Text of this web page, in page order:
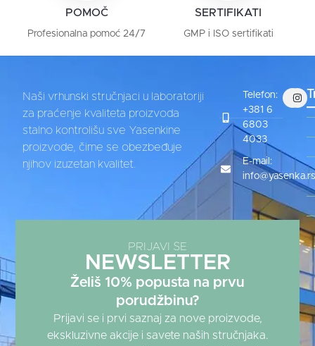
POMOČ
Profesionalna pomoć 24/7
SERTIFIKATI
GMP i ISO sertifikati
Naši vrhunski stručnjaci u laboratoriji
za praćenje kvaliteta proizvoda
stalno kontrolišu sve Yasenkine
proizvode, čime se obezbeđuje
njihov izuzetan kvalitet.
Telefon:
+381 6
6803
4033
E-mail:
info@yasenka.rs
PRIJAVI SE
NEWSLETTER
Želiš 10% popusta na prvu
porudžbinu?
Prijavi se i prvi saznaj za nove proizvode,
ekskluzivne akcije i savete naših stručnjaka.